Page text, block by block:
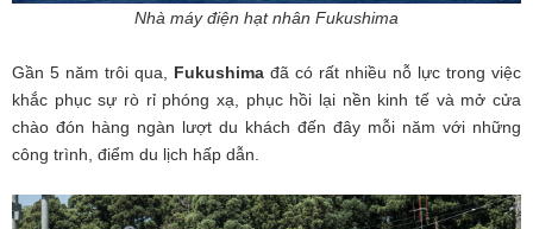
Nhà máy điện hạt nhân Fukushima
Gần 5 năm trôi qua, Fukushima đã có rất nhiều nỗ lực trong việc
khắc phục sự rò rỉ phóng xạ, phục hồi lại nền kinh tế và mở cửa
chào đón hàng ngàn lượt du khách đến đây mỗi năm với những
công trình, điểm du lịch hấp dẫn.